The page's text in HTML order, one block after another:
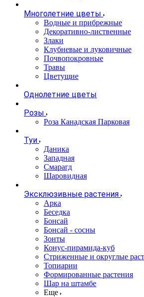
Многолетние цветы
Водные и прибрежные
Декоративно-лиственные
Злаки
Клубневые и луковичные
Почвопокровные
Травы
Цветущие
Однолетние цветы
Розы
Роза Канадская Парковая
Туи
Даника
Западная
Смарагд
Шаровидная
Эксклюзивные растения
Арка
Беседка
Бонсай
Бонсай - сосны
Зонты
Конус-пирамида-куб
Стриженные и округлые
Топиарии
Формированные растения
Шар на штамбе
Еще